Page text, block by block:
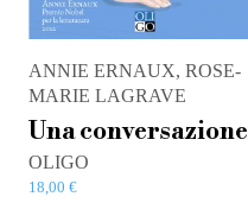
ANNIE ERNAUX, ROSE-
MARIE LAGRAVE
Una conversazione
OLIGO
18,00 €